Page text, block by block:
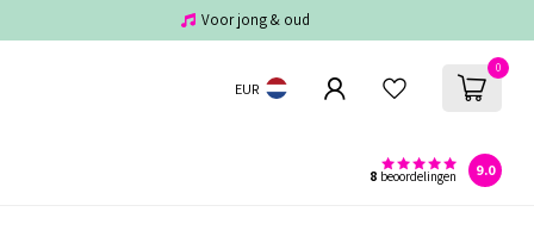
Voor jong & oud
EUR
0
8 beoordelingen 9.0